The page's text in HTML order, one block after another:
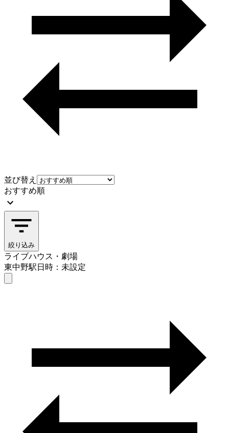
並び替え
おすすめ順
絞り込み
ライブハウス・劇場
東中野駅日時：未設定